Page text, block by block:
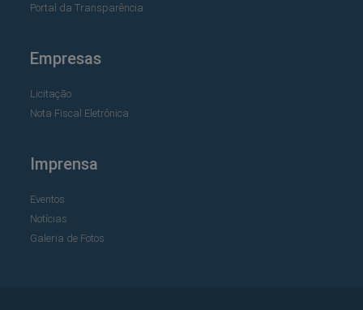
Portal da Transparência
Empresas
Licitação
Nota Fiscal Eletrônica
Imprensa
Eventos
Notícias
Galeria de Fotos